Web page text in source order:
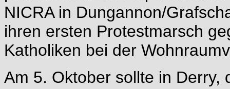
NICRA in Dungannon/
ihren ersten Protestmarsch
Katholiken bei der
Am 5. Oktober sollte in Derry,